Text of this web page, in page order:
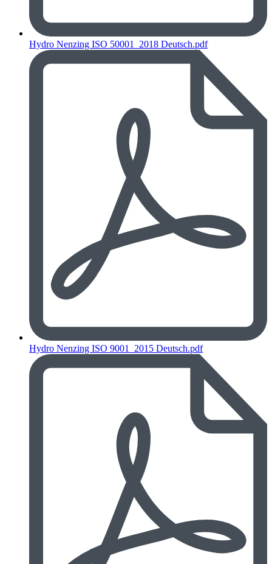
Hydro Nenzing ISO 50001_2018 Deutsch.pdf
Hydro Nenzing ISO 9001_2015 Deutsch.pdf